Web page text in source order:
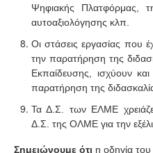
Ψηφιακής Πλατφόρμας,
αυτοαξιολόγησης κλπ.
Οι στάσεις εργασίας που
την παρατήρηση της
Εκπαίδευσης, ισχύουν
παρατήρηση της
Τα Δ.Σ. των ΕΛΜΕ
Δ.Σ. της ΟΛΜΕ για την
Σημειώνουμε ότι η οδηγία